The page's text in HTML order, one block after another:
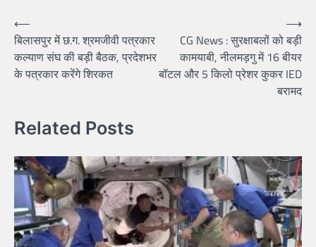
Post
navigation
⟵
बिलासपुर में छ.ग. श्रमजीवी पत्रकार
कल्याण संघ की बड़ी बैठक, प्रदेशभर
के पत्रकार करेंगे शिरकत
CG News : सुरक्षाबलों को बड़ी
कामयाबी, नीलमड़गु में 16 बीयर
बॉटल और 5 किलो प्रेशर कुकर IED
बरामद
⟶
Related Posts